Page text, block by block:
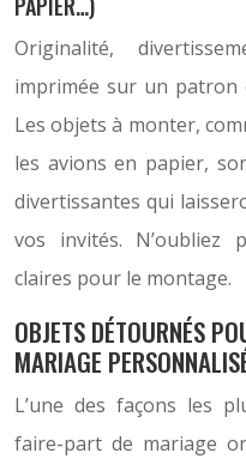
Originalité,
imprimée sur un patron
Les objets à monter,
les avions en papier,
divertissantes qui
vos invités. N’oubliez
claires pour le montage.
OBJETS DÉTOURNÉS
MARIAGE
L’une des façons les
faire-part de mariage